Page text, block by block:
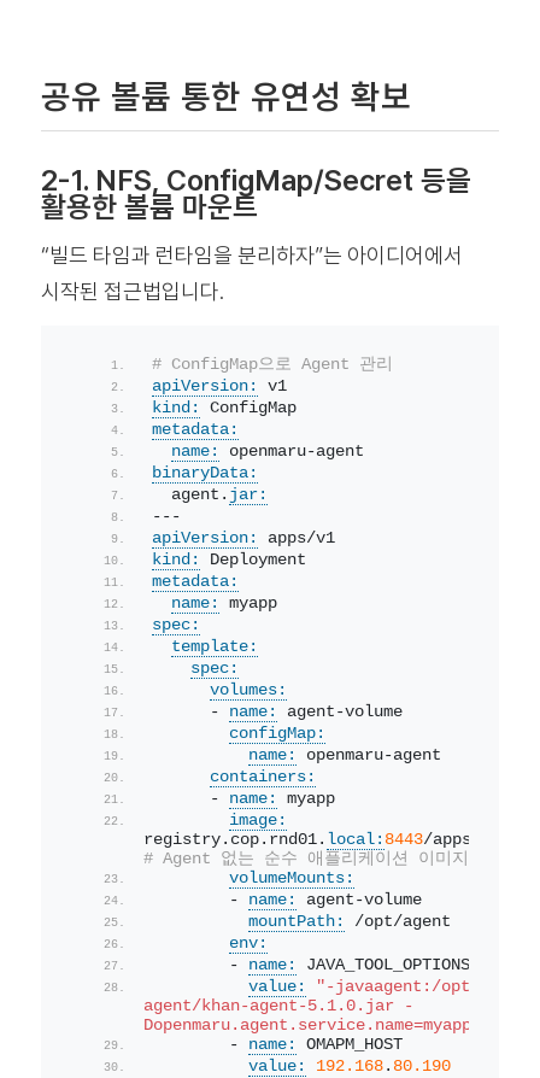
공유 볼륨 통한 유연성 확보
2-1. NFS, ConfigMap/Secret 등을
활용한 볼륨 마운트
“빌드 타임과 런타임을 분리하자”는 아이디어에서
시작된 접근법입니다.
# ConfigMap으로 Agent 관리
apiVersion:
v1
kind:
ConfigMap
metadata:
name:
openmaru-agent
binaryData:
  agent.
jar:
---
apiVersion:
apps/v1
kind:
Deployment
metadata:
name:
myapp
spec:
template:
spec:
volumes:
      -
name:
agent-volume
configMap:
name:
openmaru-agent
containers:
      -
name:
myapp
image:
registry.cop.rnd01. local: 8443/apps/
# Agent 없는 순수 애플리케이션 이미지
volumeMounts:
        -
name:
agent-volume
mountPath:
/opt/agent
env:
        -
name:
JAVA_TOOL_OPTIONS
value:
"-javaagent:/opt/khan-
agent/khan-agent-5.1.0.jar -
Dopenmaru.agent.service.name=myapp"
        -
name:
OMAPM_HOST
value:
192.168. 80.190